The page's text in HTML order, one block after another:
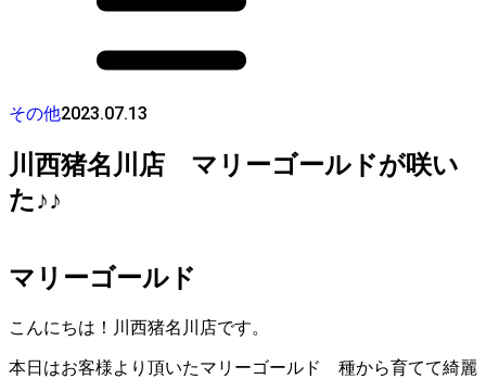
その他2023.07.13
川西猪名川店 マリーゴールドが咲い
た♪♪
マリーゴールド
こんにちは！川西猪名川店です。
本日はお客様より頂いたマリーゴールド 種から育てて綺麗